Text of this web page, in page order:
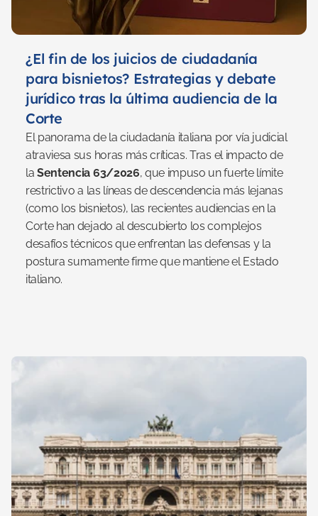
¿El fin de los juicios de ciudadanía
para bisnietos? Estrategias y debate
jurídico tras la última audiencia de la
Corte
El panorama de la ciudadanía italiana por vía judicial
atraviesa sus horas más críticas. Tras el impacto de
la Sentencia 63/2026, que impuso un fuerte límite
restrictivo a las líneas de descendencia más lejanas
(como los bisnietos), las recientes audiencias en la
Corte han dejado al descubierto los complejos
desafíos técnicos que enfrentan las defensas y la
postura sumamente firme que mantiene el Estado
italiano.